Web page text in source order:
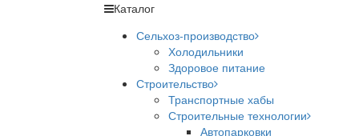
Каталог
Сельхоз-производство
Холодильники
Здоровое питание
Строительство
Транспортные хабы
Строительные технологии
Автопарковки